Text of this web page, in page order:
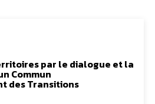
par le dialogue et la
Commun
des Transitions